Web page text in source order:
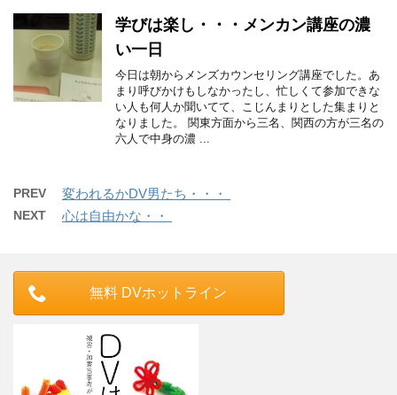
学びは楽し・・・メンカン講座の濃
い一日
今日は朝からメンズカウンセリング講座でした。あ
まり呼びかけもしなかったし、忙しくて参加できな
い人も何人か聞いてて、こじんまりとした集まりと
なりました。 関東方面から三名、関西の方が三名の
六人で中身の濃 ...
PREV 変われるかDV男たち・・・
NEXT 心は自由かな・・
無料 DVホットライン